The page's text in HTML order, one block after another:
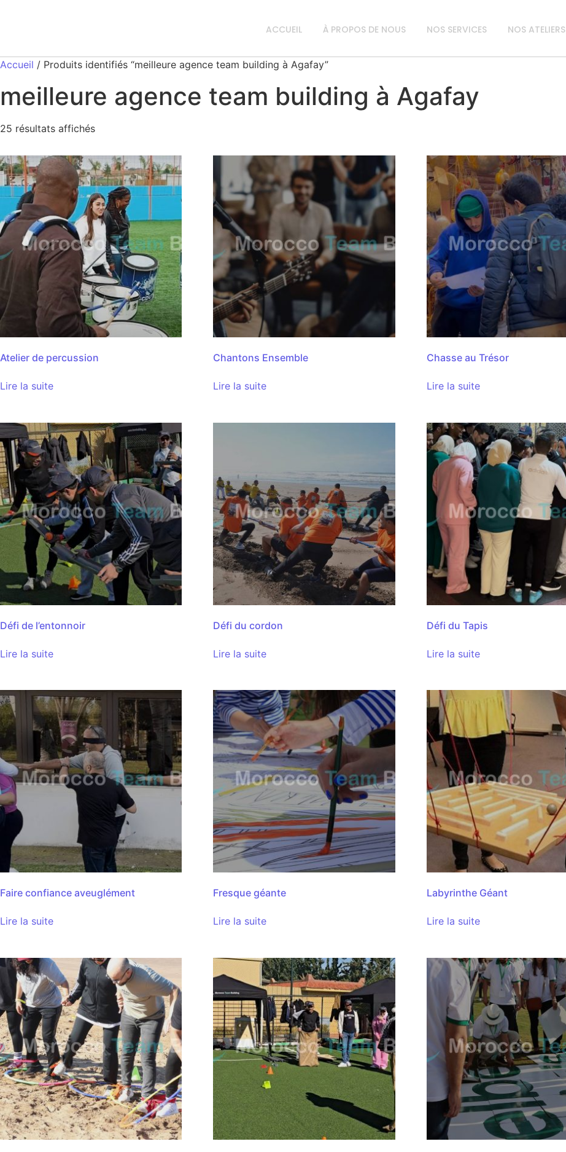
ACCUEIL À PROPOS DE NOUS NOS SERVICES NOS ATELIERS
Accueil / Produits identifiés “meilleure agence team building à Agafay”
meilleure agence team building à Agafay
25 résultats affichés
Atelier de percussion
Lire la suite
Chantons Ensemble
Lire la suite
Chasse au Trésor
Lire la suite
Défi de l’entonnoir
Lire la suite
Défi du cordon
Lire la suite
Défi du Tapis
Lire la suite
Faire confiance aveuglément
Lire la suite
Fresque géante
Lire la suite
Labyrinthe Géant
Lire la suite